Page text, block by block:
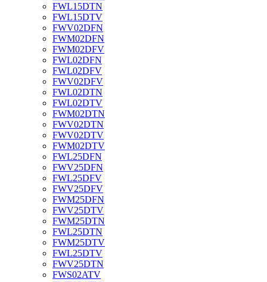
FWL15DTN
FWL15DTV
FWV02DFN
FWM02DFN
FWM02DFV
FWL02DFN
FWL02DFV
FWV02DFV
FWL02DTN
FWL02DTV
FWM02DTN
FWV02DTN
FWV02DTV
FWM02DTV
FWL25DFN
FWV25DFN
FWL25DFV
FWV25DFV
FWM25DFN
FWV25DTV
FWM25DTN
FWL25DTN
FWM25DTV
FWL25DTV
FWV25DTN
FWS02ATV